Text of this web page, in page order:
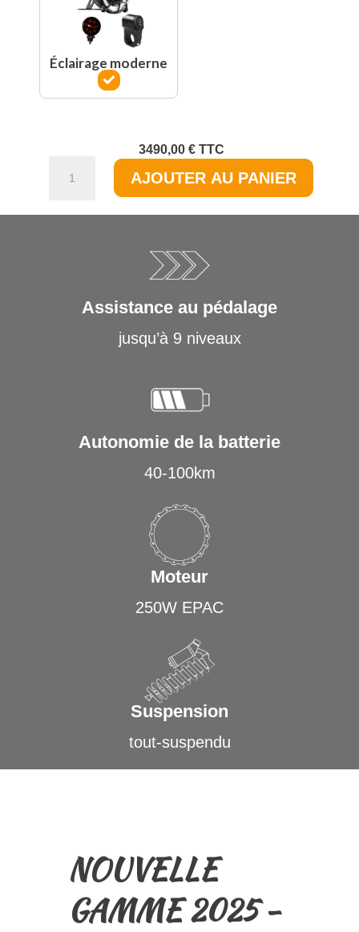
Éclairage moderne
3490,00 € TTC
Racer
AJOUTER AU PANIER
Assistance au pédalage
jusqu’à 9 niveaux
Autonomie de la batterie
40-100km
Moteur
250W EPAC
Suspension
tout-suspendu
NOUVELLE
GAMME 2025 -